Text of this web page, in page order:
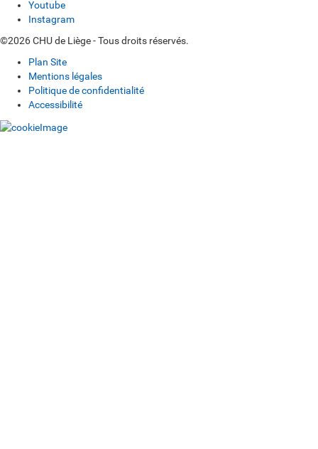
Youtube
Instagram
©2026 CHU de Liège - Tous droits réservés.
Plan Site
Mentions légales
Politique de confidentialité
Accessibilité